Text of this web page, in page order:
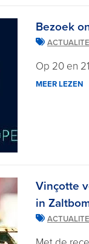
Bezoek
Op 20 en
MEER LEZEN
Vinçotte
in